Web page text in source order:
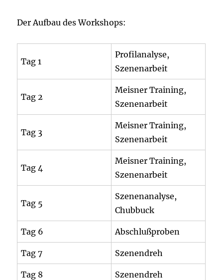
Der Aufbau des Workshops:
Tag 1
Profilanalyse,
Szenenarbeit
Tag 2
Meisner Training,
Szenenarbeit
Tag 3
Meisner Training,
Szenenarbeit
Tag 4
Meisner Training,
Szenenarbeit
Tag 5
Szenenanalyse,
Chubbuck
Tag 6 Abschlußproben
Tag 7 Szenendreh
Tag 8 Szenendreh